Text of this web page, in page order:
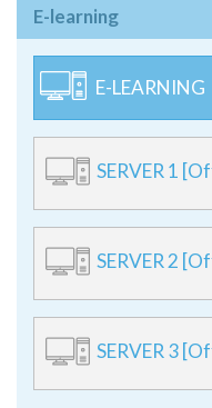
E-learning
E-LEARNING
SERVER 1
SERVER 2
SERVER 3